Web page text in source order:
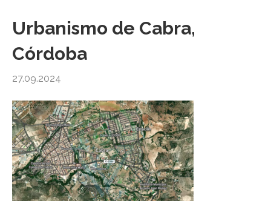
Urbanismo de Cabra,
Córdoba
27.09.2024